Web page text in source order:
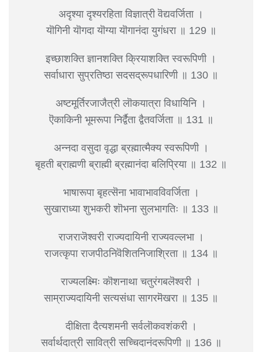
अदृश्या दृश्यरहिता विज्ञात्री वॆद्यवर्जिता ।
यॊगिनी यॊगदा यॊग्या यॊगानंदा युगंधरा ॥ 129 ॥
इच्छाशक्ति ज्ञानशक्ति क्रियाशक्ति स्वरूपिणी ।
सर्वाधारा सुप्रतिष्ठा सदसद्रूपधारिणी ॥ 130 ॥
अष्टमूर्तिरजाजैत्री लॊकयात्रा विधायिनि ।
ऎकाकिनी भूमरूपा निर्द्वैता द्वैतवर्जिता ॥ 131 ॥
अन्नदा वसुदा वृद्धा ब्रह्मात्मैक्य स्वरूपिणी ।
बृहती ब्राह्मणी ब्राह्मी ब्रह्मानंदा बलिप्रिया ॥ 132 ॥
भाषारूपा बृहत्सॆना भावाभावविवर्जिता ।
सुखाराध्या शुभकरी शॊभना सुलभागतिः ॥ 133 ॥
राजराजॆश्वरी राज्यदायिनी राज्यवल्लभा ।
राजत्कृपा राजपीठनिवॆशितनिजाश्रिता ॥ 134 ॥
राज्यलक्ष्मिः कॊशनाथा चतुरंगबलॆश्वरी ।
साम्राज्यदायिनी सत्यसंधा सागरमॆखरा ॥ 135 ॥
दीक्षिता दैत्यशमनी सर्वलॊकवशंकरी ।
सर्वार्थदात्री सावित्री सच्चिदानंदरूपिणी ॥ 136 ॥